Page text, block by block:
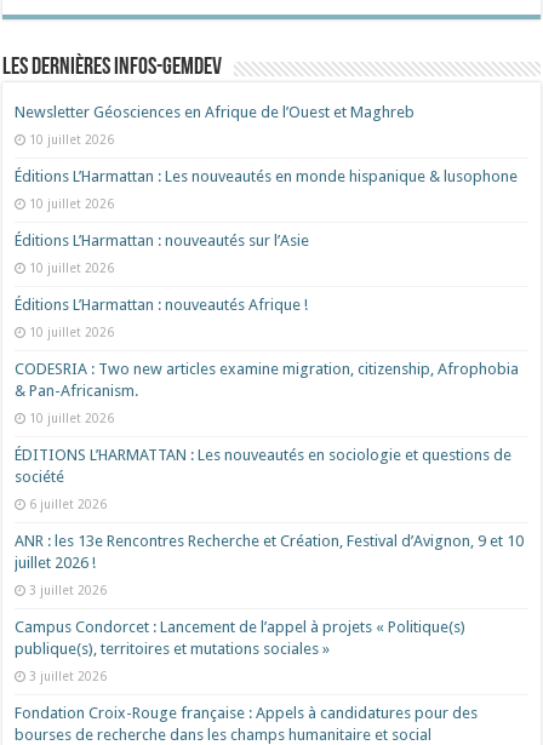
Les dernières Infos-Gemdev
Newsletter Géosciences en Afrique de l’Ouest et Maghreb
10 juillet 2026
Éditions L’Harmattan : Les nouveautés en monde hispanique & lusophone
10 juillet 2026
Éditions L’Harmattan : nouveautés sur l’Asie
10 juillet 2026
Éditions L’Harmattan : nouveautés Afrique !​
10 juillet 2026
CODESRIA : Two new articles examine migration, citizenship, Afrophobia
& Pan-Africanism.
10 juillet 2026
ÉDITIONS L’HARMATTAN : Les nouveautés en sociologie et questions de
société
6 juillet 2026
ANR : les 13e Rencontres Recherche et Création, Festival d’Avignon, 9 et 10
juillet 2026 !
3 juillet 2026
Campus Condorcet : Lancement de l’appel à projets « Politique(s)
publique(s), territoires et mutations sociales »
3 juillet 2026
Fondation Croix-Rouge française : Appels à candidatures pour des
bourses de recherche dans les champs humanitaire et social